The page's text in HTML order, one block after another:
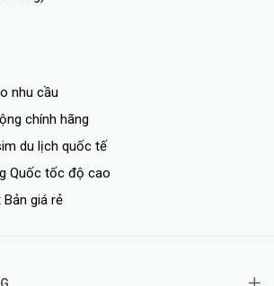
nhu cầu
chính hãng
du lịch quốc tế
Quốc tốc độ cao
Bản giá rẻ